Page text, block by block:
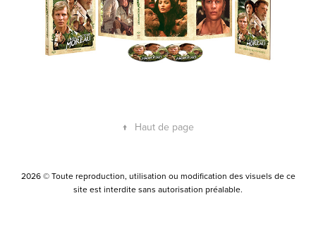
↑ Haut de page
2026 © Toute reproduction, utilisation ou modification des visuels de ce
site est interdite sans autorisation préalable.